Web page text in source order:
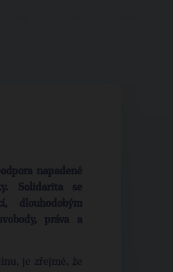
napadené
Solidarita se
dlouhodobým
práva a
je zřejmé, že